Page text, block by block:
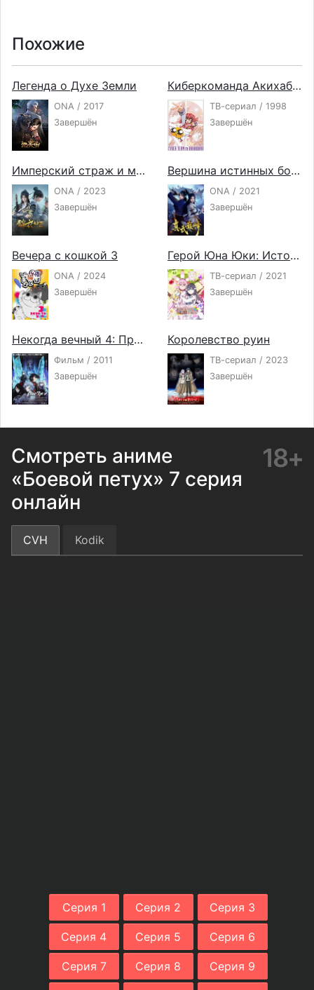
Похожие
Легенда о Духе Земли
ONA / 2017
Завершён
Киберкоманда Акихабары
ТВ-сериал / 1998
Завершён
Имперский страж и мастер механики
ONA / 2023
Завершён
Вершина истинных боевых искусств
ONA / 2021
Завершён
Вечера с кошкой 3
ONA / 2024
Завершён
Герой Юна Юки: История полного цветения
ТВ-сериал / 2021
Завершён
Некогда вечный 4: Преступления несбыточной мечты
Фильм / 2011
Завершён
Королевство руин
ТВ-сериал / 2023
Завершён
Смотреть аниме
«Боевой петух» 7 серия
онлайн
18+
CVH Kodik
Серия 1 Серия 2 Серия 3
Серия 4 Серия 5 Серия 6
Серия 7 Серия 8 Серия 9